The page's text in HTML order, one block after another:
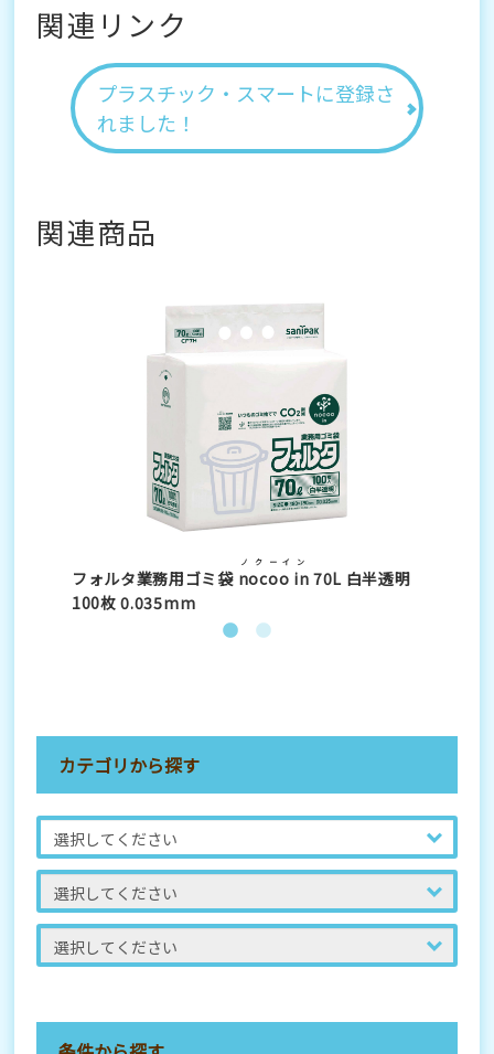
関連リンク
プラスチック・スマートに登録さ
れました！
関連商品
フォルタ業務用ゴミ袋 nocoo in
ノクーイン
70L 白半透明
100枚 0.035mm
カテゴリから探す